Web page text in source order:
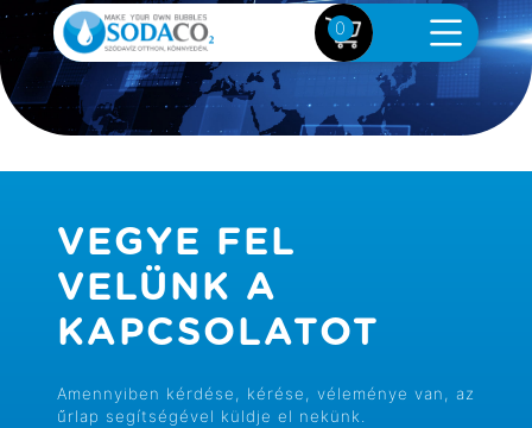
0
VEGYE FEL
VELÜNK A
KAPCSOLATOT
Amennyiben kérdése, kérése, véleménye van, az
űrlap segítségével küldje el nekünk.